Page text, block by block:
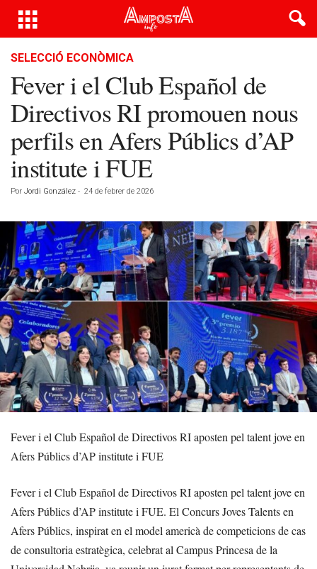
SELECCIÓ ECONÒMICA
Fever i el Club Español de
Directivos RI promouen nous
perfils en Afers Públics d’AP
institute i FUE
Por Jordi González - 24 de febrer de 2026
Fever i el Club Español de Directivos RI aposten pel talent jove en
Afers Públics d’AP institute i FUE
Fever i el Club Español de Directivos RI aposten pel talent jove en
Afers Públics d’AP institute i FUE. El Concurs Joves Talents en
Afers Públics, inspirat en el model americà de competicions de cas
de consultoria estratègica, celebrat al Campus Princesa de la